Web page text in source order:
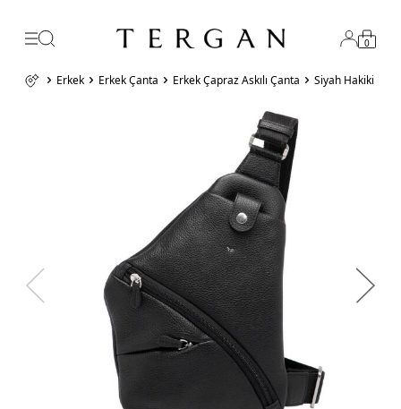
0
Erkek Erkek Çanta Erkek Çapraz Askılı Çanta Siyah Hakiki Deri